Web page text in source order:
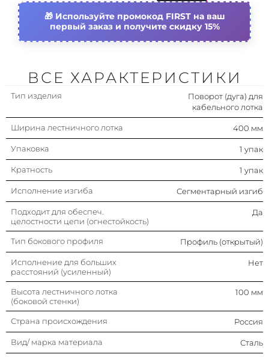
Исполнение для больших
расстояний (усиленный)
Нет
Высота лестничного лотка
100 мм
Вид/ марка материала Сталь
Материал Сталь
Шарнирный (-ая)
Тип ступени
Перфорированный
Отклонение (угол) Регулируемый
Модель/исполнение
комплекте
Цвет Светло-серый
Изменение направления
Восходящий/
нисходящий
Используйте промокод FIRST на ваш
первый заказ и получите скидку 15%
ВСЕ ХАРАКТЕРИСТИКИ
Тип изделия
Поворот (дуга) для
кабельного лотка
Ширина лестничного лотка 400 мм
Упаковка 1 упак
Кратность 1 упак
Исполнение изгиба Сегментарный изгиб
Подходит для обеспеч.
целостности цепи (огнестойкость)
Да
Тип бокового профиля Профиль (открытый)
Исполнение для больших
расстояний (усиленный)
Нет
Высота лестничного лотка
(боковой стенки)
100 мм
Страна происхождения Россия
Вид/ марка материала Сталь